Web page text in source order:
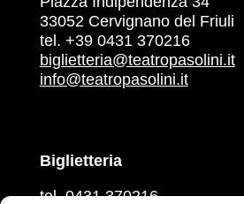
33052 Cervignano del Friuli
tel. +39 0431 370216
biglietteria@teatropasolini.it
info@teatropasolini.it
Biglietteria
tel. 0431 370216